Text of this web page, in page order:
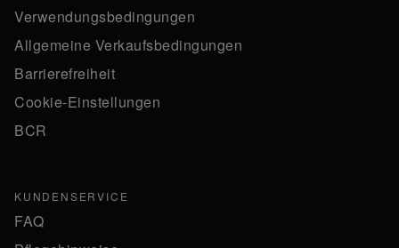
Verwendungsbedingungen
Allgemeine Verkaufsbedingungen
Barrierefreiheit
Cookie-Einstellungen
BCR
KUNDENSERVICE
FAQ